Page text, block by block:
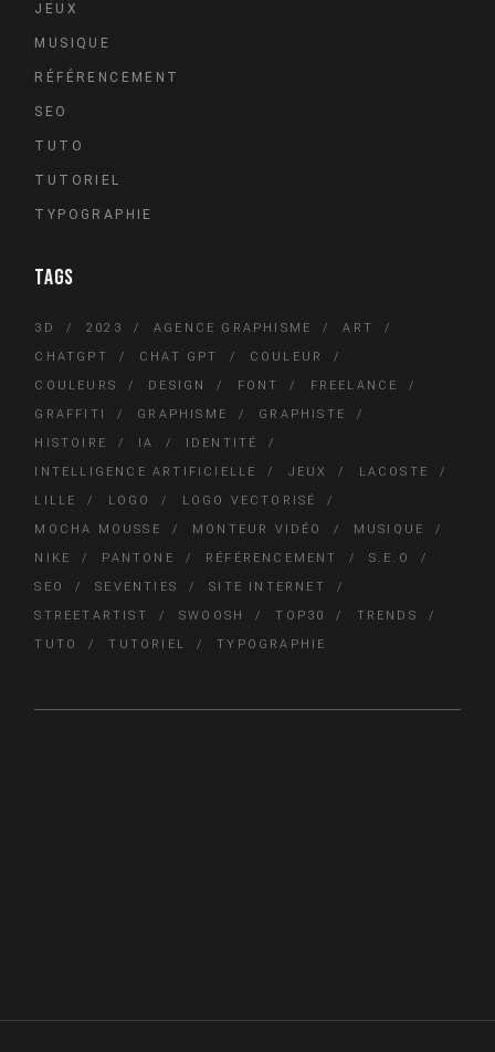
JEUX
MUSIQUE
RÉFÉRENCEMENT
SEO
TUTO
TUTORIEL
TYPOGRAPHIE
TAGS
3D 2023 AGENCE GRAPHISME
ART
CHATGPT
CHAT GPT
COULEUR
COULEURS
DESIGN FONT
FREELANCE
GRAFFITI
GRAPHISME
GRAPHISTE
HISTOIRE
IA
IDENTITÉ
INTELLIGENCE ARTIFICIELLE
JEUX
LACOSTE
LILLE
LOGO
LOGO VECTORISÉ
MOCHA MOUSSE
MONTEUR VIDÉO
MUSIQUE
NIKE
PANTONE RÉFÉRENCEMENT
S.E.O
SEO
SEVENTIES
SITE INTERNET
STREETARTIST
SWOOSH TOP30
TRENDS
TUTO
TUTORIEL TYPOGRAPHIE